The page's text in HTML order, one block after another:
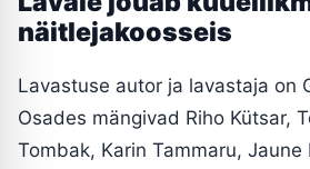
näitlejakoosseis
Lavastuse autor ja lavastaja on
Osades mängivad Riho Kütsar,
Tombak, Karin Tammaru, Jaune